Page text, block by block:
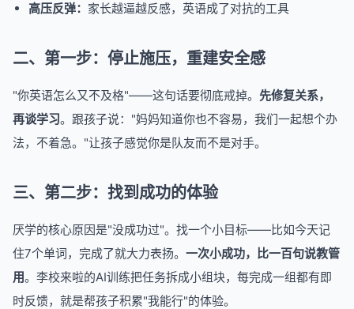
高压反弹： 家长越逼越反感，英语成了对抗的工具
二、第一步：停止施压，重建安全感
"你英语怎么又不及格"——这句话要彻底戒掉。 先修复关系，
再谈学习。跟孩子说："妈妈知道你也不容易，我们一起想个办
法，不着急。"让孩子感觉你是队友而不是对手。
三、第二步：找到成功的体验
厌学的核心原因是"没成功过"。找一个小目标——比如今天记
住7个单词，完成了就大力表扬。 一次小成功，比一百句说教管
用。李校来啦的AI训练把任务拆成小组块，每完成一组都有即
时反馈，就是帮孩子积累"我能行"的体验。